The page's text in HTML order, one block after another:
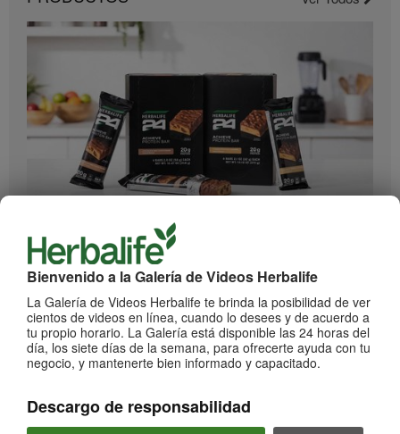
Bienvenido a la Galería de Videos Herbalife
La Galería de Videos Herbalife te brinda la posibilidad de ver
cientos de videos en línea, cuando lo desees y de acuerdo a
tu propio horario. La Galería está disponible las 24 horas del
día, los siete días de la semana, para ofrecerte ayuda con tu
negocio, y mantenerte bien informado y capacitado.
Descargo de responsabilidad
Herbalife24 ACHIEVE Protein Bar
¡Llegaron las barras Herbalife24 ACHIEVE!